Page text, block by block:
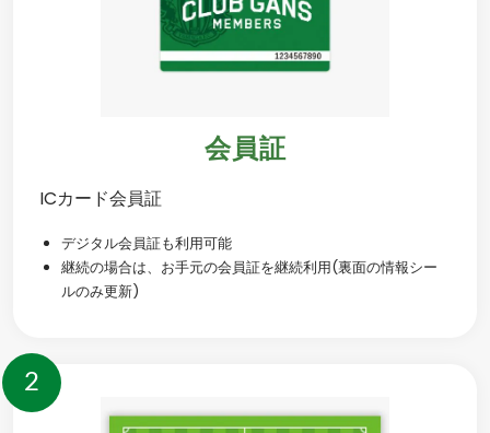
会員証
ICカード会員証
デジタル会員証も利用可能
継続の場合は、お手元の会員証を継続利用(裏面の情報シー
ルのみ更新)
2